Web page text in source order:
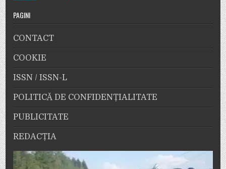
PAGINI
CONTACT
COOKIE
ISSN / ISSN-L
POLITICĂ DE CONFIDENȚIALITATE
PUBLICITATE
REDACȚIA